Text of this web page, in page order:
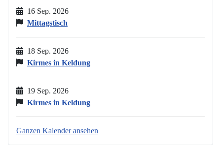
16 Sep. 2026
Mittagstisch
18 Sep. 2026
Kirmes in Keldung
19 Sep. 2026
Kirmes in Keldung
Ganzen Kalender ansehen